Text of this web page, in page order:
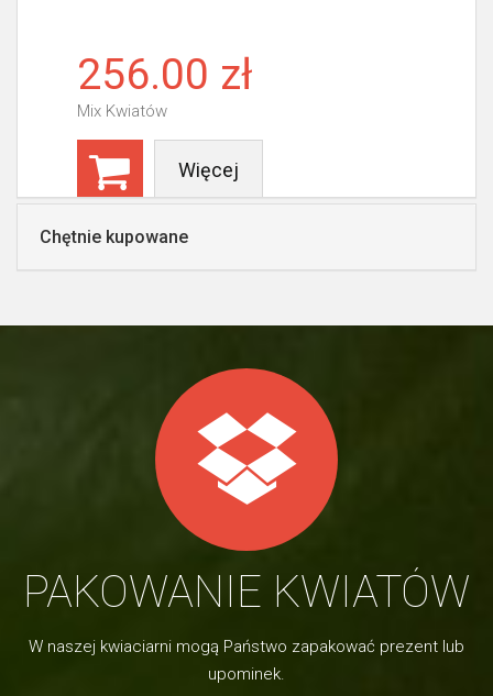
256.00 zł
Mix Kwiatów
Więcej
Chętnie kupowane
PAKOWANIE KWIATÓW
W naszej kwiaciarni mogą Państwo zapakować prezent lub
upominek.